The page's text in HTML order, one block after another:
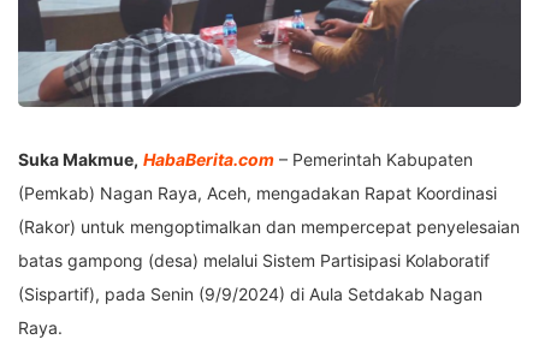
Suka Makmue, HabaBerita.com – Pemerintah Kabupaten
(Pemkab) Nagan Raya, Aceh, mengadakan Rapat Koordinasi
(Rakor) untuk mengoptimalkan dan mempercepat penyelesaian
batas gampong (desa) melalui Sistem Partisipasi Kolaboratif
(Sispartif), pada Senin (9/9/2024) di Aula Setdakab Nagan
Raya.